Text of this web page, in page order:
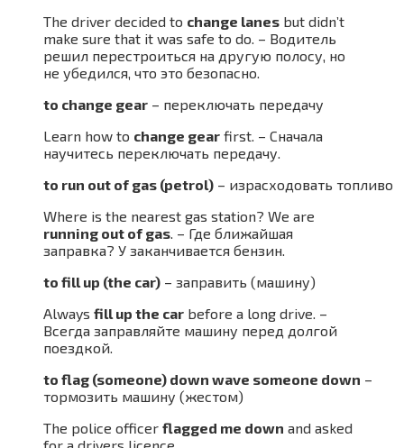
The driver decided to change lanes but didn’t
make sure that it was safe to do. – Водитель
решил перестроиться на другую полосу, но
не убедился, что это безопасно.
to change gear – переключать передачу
Learn how to change gear first. – Сначала
научитесь переключать передачу.
to run out of gas (petrol) – израсходовать топливо
Where is the nearest gas station? We are
running out of gas. – Где ближайшая
заправка? У заканчивается бензин.
to fill up (the car) – заправить (машину)
Always fill up the car before a long drive. –
Всегда заправляйте машину перед долгой
поездкой.
to flag (someone) down wave someone down –
тормозить машину (жестом)
The police officer flagged me down and asked